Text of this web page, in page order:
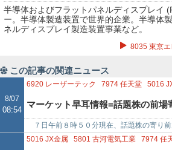
半導体およびフラットパネルディスプレイ
ー。半導体製造装置で世界的企業。半導体
ネルディスプレイ製造装置事業など。
8035 東京
この記事の関連ニュース
8/07
08:54
6920 レーザーテック 7974 任天堂 5016
マーケット早耳情報=話題株の前場
―キオクシア、レーザーテク、任
７日午前８時５０分現在、話題株の寄り
の通り。キオクシア 売り１０万株、買い
5016 JX金属 5801 古河電気工業 7974 任